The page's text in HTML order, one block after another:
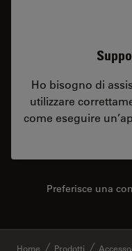
Ho bisogno di
utilizzare
come eseguire
Preferisce una
Home Prodotti